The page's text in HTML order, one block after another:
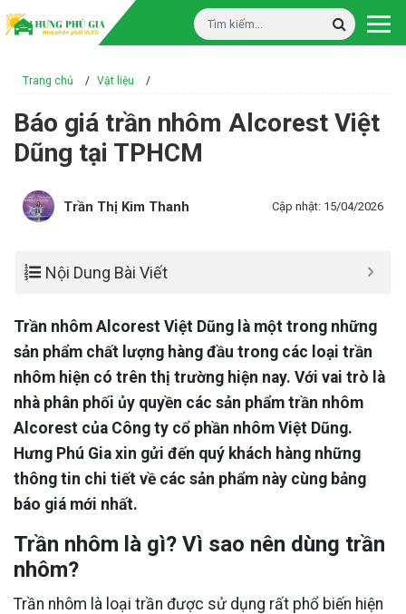
Trang chủ / Vật liệu /
Báo giá trần nhôm Alcorest Việt
Dũng tại TPHCM
Trần Thị Kim Thanh Cập nhật: 15/04/2026
Nội Dung Bài Viết
Trần nhôm Alcorest Việt Dũng là một trong những
sản phẩm chất lượng hàng đầu trong các loại trần
nhôm hiện có trên thị trường hiện nay. Với vai trò là
nhà phân phối ủy quyền các sản phẩm trần nhôm
Alcorest của Công ty cổ phần nhôm Việt Dũng.
Hưng Phú Gia xin gửi đến quý khách hàng những
thông tin chi tiết về các sản phẩm này cùng bảng
báo giá mới nhất.
Trần nhôm là gì? Vì sao nên dùng trần
nhôm?
Trần nhôm là loại trần được sử dụng rất phổ biến hiện